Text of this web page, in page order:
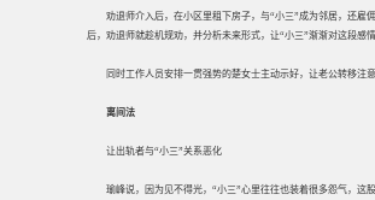
劝退师介入后，在小区里租下房子，与“小三”成为邻居，还雇
后，劝退师就趁机规劝，并分析未来形式，让“小三”渐渐对这段感情
同时工作人员安排一贯强势的楚女士主动示好，让老公转移注
离间法
让出轨者与“小三”关系恶化
瑜峰说，因为见不得光，“小三”心里往往也装着很多怨气，这